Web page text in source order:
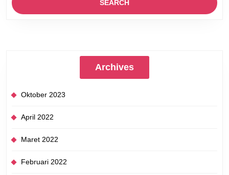
Archives
Oktober 2023
April 2022
Maret 2022
Februari 2022